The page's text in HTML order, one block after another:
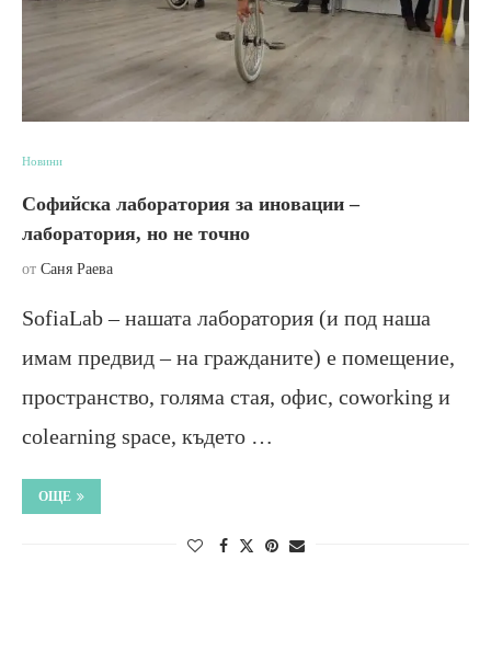
Новини
Софийска лаборатория за иновации –
лаборатория, но не точно
от Саня Раева
SofiaLab – нашата лаборатория (и под наша
имам предвид – на гражданите) е помещение,
пространство, голяма стая, офис, coworking и
colearning space, където …
ОЩЕ